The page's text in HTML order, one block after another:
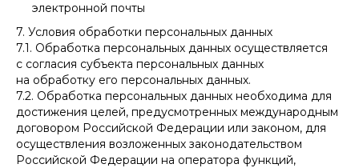
электронной почты
7. Условия обработки персональных данных
7.1. Обработка персональных данных осуществляется
с согласия субъекта персональных данных
на обработку его персональных данных.
7.2. Обработка персональных данных необходима для
достижения целей, предусмотренных международным
договором Российской Федерации или законом, для
осуществления возложенных законодательством
Российской Федерации на оператора функций,